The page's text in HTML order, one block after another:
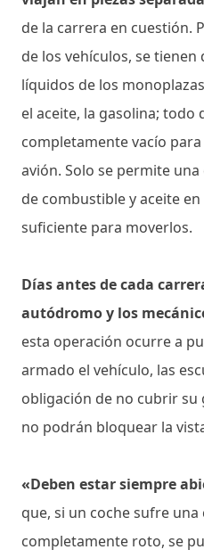
de la carrera en cuestión.
de los vehículos, se
líquidos de los
el aceite, la gasolina; todo
completamente vacío
avión. Solo se permite
de combustible y aceite
suficiente para moverlos.
Días antes de cada
autódromo y los
esta operación ocurre a
armado el vehículo, las
obligación de no cubrir su
no podrán bloquear la
«Deben estar siempre
que, si un coche sufre
completamente roto, se